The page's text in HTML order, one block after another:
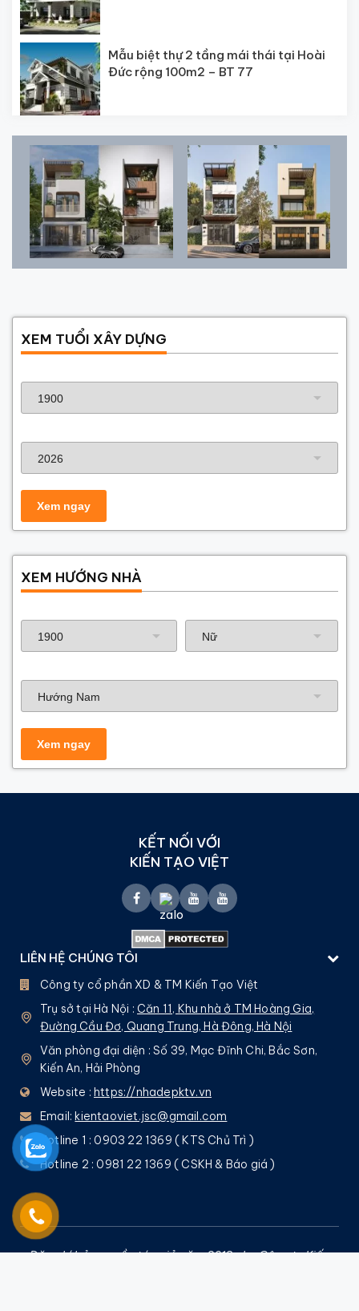
Mẫu biệt thự 2 tầng mái thái tại Hoài
Đức rộng 100m2 – BT 77
XEM TUỔI XÂY DỰNG
XEM HƯỚNG NHÀ
KẾT NỐI VỚI
KIẾN TẠO VIỆT
LIÊN HỆ CHÚNG TÔI
Công ty cổ phần XD & TM Kiến Tạo Việt
Trụ sở tại Hà Nội : Căn 11, Khu nhà ở TM Hoàng Gia,
Đường Cầu Đơ, Quang Trung, Hà Đông, Hà Nội
Văn phòng đại diện : Số 39, Mạc Đĩnh Chi, Bắc Sơn,
Kiến An, Hải Phòng
Website : https://nhadepktv.vn
Email: kientaoviet.jsc@gmail.com
Hotline 1 : 0903 22 1369 ( KTS Chủ Trì )
Hotline 2 : 0981 22 1369 ( CSKH & Báo giá )
Đăng kí bản quyền tác giả năm 2013 cho Công ty Kiến